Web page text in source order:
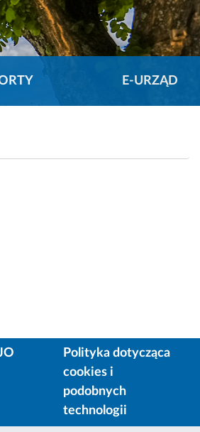
E-URZĄD
Polityka dotycząca
cookies i
podobnych
technologii